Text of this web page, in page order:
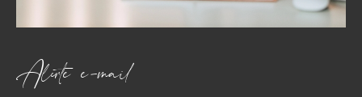
alerte e-mail